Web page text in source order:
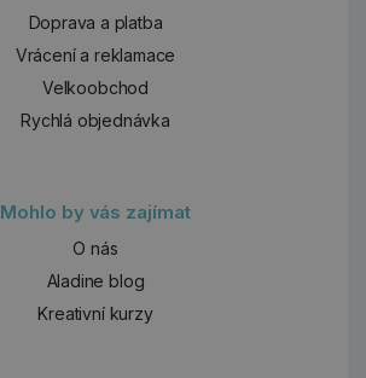
Doprava a platba
Vrácení a reklamace
Velkoobchod
Rychlá objednávka
Mohlo by vás zajímat
O nás
Aladine blog
Kreativní kurzy